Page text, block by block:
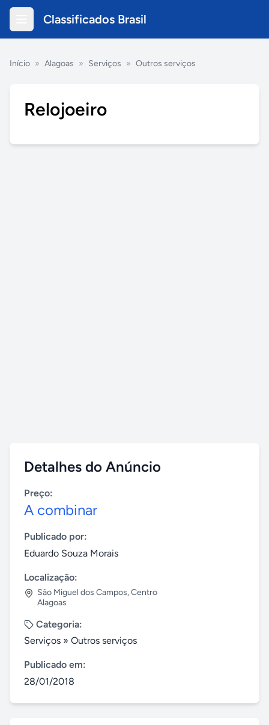
Classificados Brasil
Início » Alagoas » Serviços » Outros serviços
Relojoeiro
Detalhes do Anúncio
Preço:
A combinar
Publicado por:
Eduardo Souza Morais
Localização:
São Miguel dos Campos,Centro
Alagoas
Categoria:
Serviços » Outros serviços
Publicado em:
28/01/2018